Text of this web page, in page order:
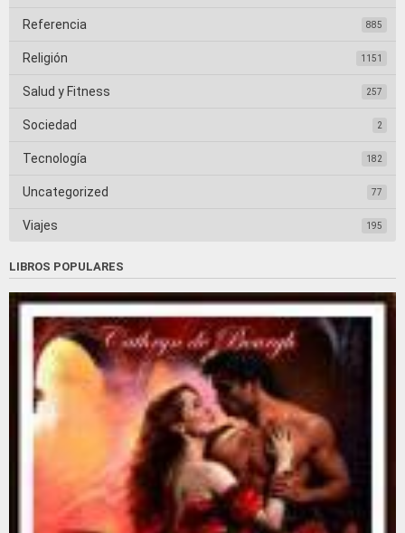
Referencia 885
Religión 1151
Salud y Fitness 257
Sociedad 2
Tecnología 182
Uncategorized 77
Viajes 195
LIBROS POPULARES